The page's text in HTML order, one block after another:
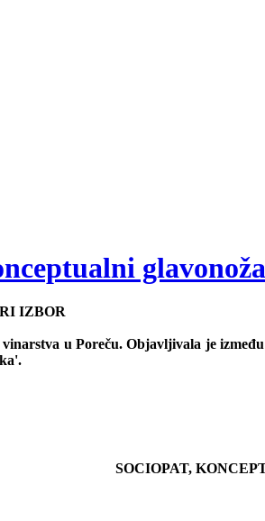
IZBOR
u Poreču. Objavljivala je
SOCIOPAT,